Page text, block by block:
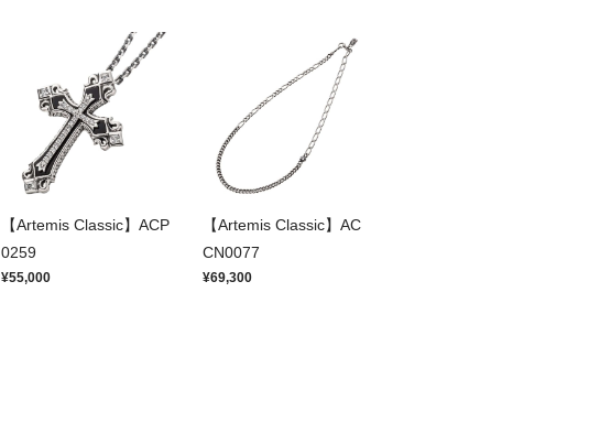
【Artemis Classic】ACP
0259
¥55,000
【Artemis Classic】AC
CN0077
¥69,300